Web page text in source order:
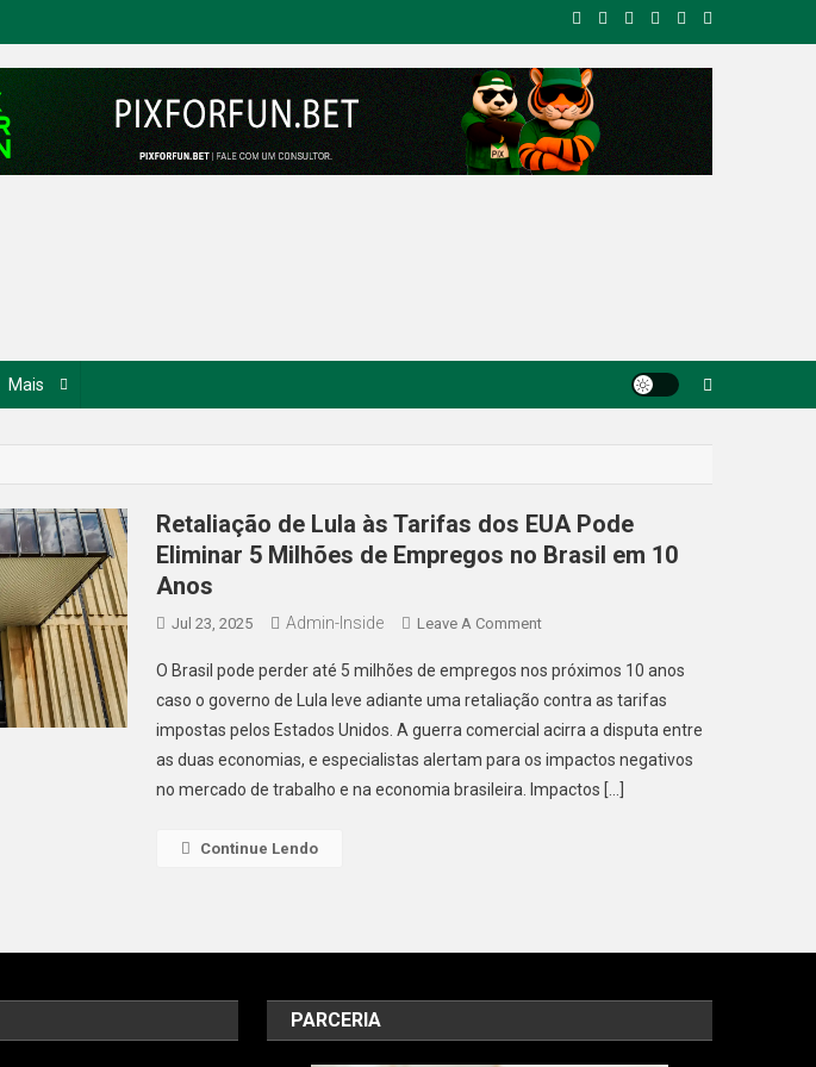
Mais
Retaliação de Lula às Tarifas dos EUA Pode
Eliminar 5 Milhões de Empregos no Brasil em 10
Anos
Jul 23, 2025 Admin-Inside Leave A CommentOn
De
Lula
Às
Tarifas
Dos
De
No
Em
O Brasil pode perder até 5 milhões de empregos nos próximos 10 anos
caso o governo de Lula leve adiante uma retaliação contra as tarifas
impostas pelos Estados Unidos. A guerra comercial acirra a disputa entre
as duas economias, e especialistas alertam para os impactos negativos
no mercado de trabalho e na economia brasileira. Impactos […]
Continue Lendo
PARCERIA